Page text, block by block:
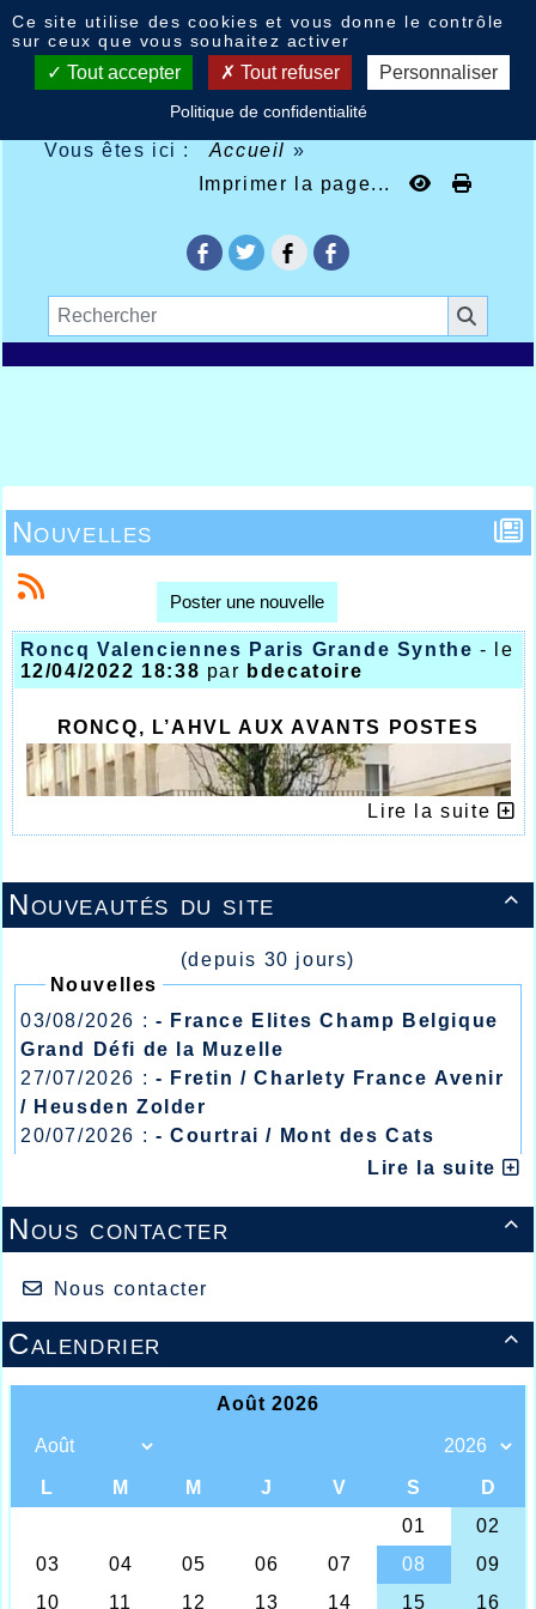
Vous êtes ici : Accueil »
Imprimer la page...

Nouveautés du site
(depuis 30 jours)
Nouvelles
03/08/2026 : - France Elites Champ Belgique
Grand Défi de la Muzelle
27/07/2026 : - Fretin / Charlety France Avenir
/ Heusden Zolder
20/07/2026 : - Courtrai / Mont des Cats
- Lyon / Meeting Abeilles /Lire la suite

Nous contacter
Nous contacter

Calendrier
Nouvelles
Poster une nouvelle
Roncq Valenciennes Paris Grande Synthe - le
12/04/2022 18:38 par bdecatoire
RONCQ, L’AHVL AUX AVANTS POSTES
Belle performance d'Ahmed ABOUSITRE à
Valenciennes...
Les Foulées de la Nature qui se déroulaient
ce dimanche 3 avril dans la matinée à
Roncq, ont permis aux athlètes de l’AHVL
de faire le point sur leur état de forme à
l’amorce de la saison estivale qui devrait
démarrer fin avril début mai, et c’est avec
succès que les Halluinois devaient, pour
beaucoup, se faire remarquer dans les
différentes distances proposées par
Lire la suite
Ce site utilise des cookies et vous donne le contrôle
sur ceux que vous souhaitez activer
Tout accepter Tout refuser Personnaliser
Politique de confidentialité